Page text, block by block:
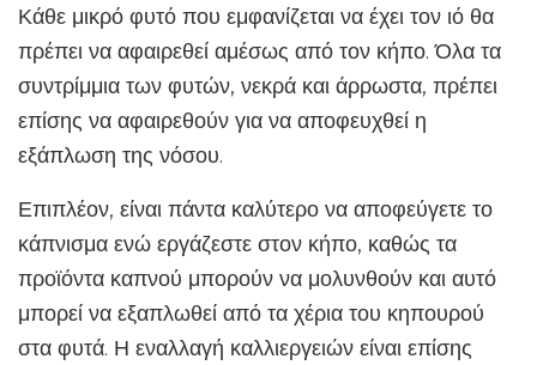
Κάθε μικρό φυτό που εμφανίζεται να έχει τον ιό θα
πρέπει να αφαιρεθεί αμέσως από τον κήπο. Όλα τα
συντρίμμια των φυτών, νεκρά και άρρωστα, πρέπει
επίσης να αφαιρεθούν για να αποφευχθεί η
εξάπλωση της νόσου.
Επιπλέον, είναι πάντα καλύτερο να αποφεύγετε το
κάπνισμα ενώ εργάζεστε στον κήπο, καθώς τα
προϊόντα καπνού μπορούν να μολυνθούν και αυτό
μπορεί να εξαπλωθεί από τα χέρια του κηπουρού
στα φυτά. Η εναλλαγή καλλιεργειών είναι επίσης